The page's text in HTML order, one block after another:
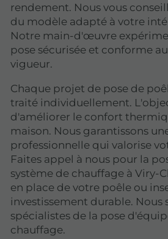
rendement. Nous vous
du modèle adapté à votre
Notre main-d'œuvre
pose sécurisée et conforme
vigueur.
Chaque projet de pose de
traité individuellement.
d'améliorer le confort
maison. Nous garantissons
professionnelle qui valorise
Faites appel à nous pour la
système de chauffage à Viry-
en place de votre poêle ou
investissement durable. Nous
spécialistes de la pose
chauffage.